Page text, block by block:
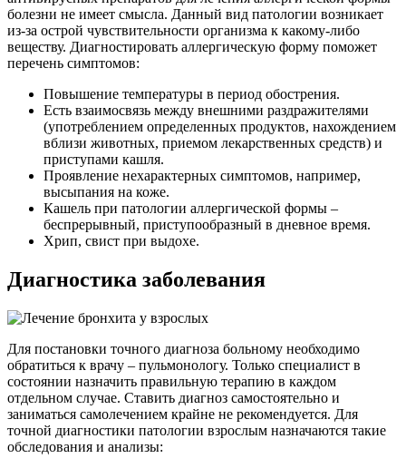
болезни не имеет смысла. Данный вид патологии возникает
из-за острой чувствительности организма к какому-либо
веществу. Диагностировать аллергическую форму поможет
перечень симптомов:
Повышение температуры в период обострения.
Есть взаимосвязь между внешними раздражителями
(употреблением определенных продуктов, нахождением
вблизи животных, приемом лекарственных средств) и
приступами кашля.
Проявление нехарактерных симптомов, например,
высыпания на коже.
Кашель при патологии аллергической формы –
беспрерывный, приступообразный в дневное время.
Хрип, свист при выдохе.
Диагностика заболевания
Для постановки точного диагноза больному необходимо
обратиться к врачу – пульмонологу. Только специалист в
состоянии назначить правильную терапию в каждом
отдельном случае. Ставить диагноз самостоятельно и
заниматься самолечением крайне не рекомендуется. Для
точной диагностики патологии взрослым назначаются такие
обследования и анализы: